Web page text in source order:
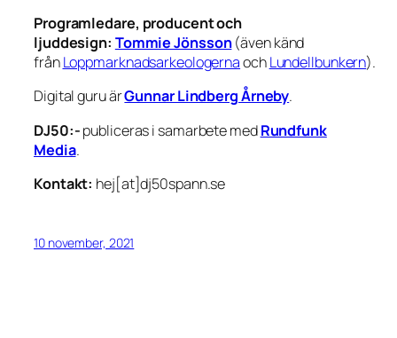
Programledare, producent och
ljuddesign: Tommie Jönsson(även känd
frånLoppmarknadsarkeologernaochLundellbunkern).
Digital guru ärGunnar Lindberg Årneby.
DJ50:-publiceras i samarbete medRundfunk
Media.
Kontakt: hej[at]dj50spann.se
10 november, 2021